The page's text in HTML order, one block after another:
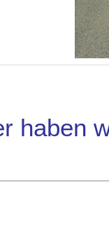
haben